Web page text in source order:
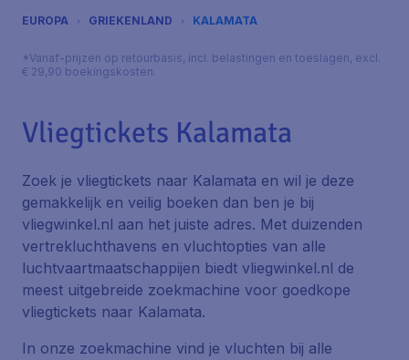
EUROPA GRIEKENLAND KALAMATA
*Vanaf-prijzen op retourbasis, incl. belastingen en toeslagen, excl.
€ 29,90 boekingskosten.
Vliegtickets Kalamata
Zoek je vliegtickets naar Kalamata en wil je deze
gemakkelijk en veilig boeken dan ben je bij
vliegwinkel.nl aan het juiste adres. Met duizenden
vertrekluchthavens en vluchtopties van alle
luchtvaartmaatschappijen biedt vliegwinkel.nl de
meest uitgebreide zoekmachine voor goedkope
vliegtickets naar Kalamata.
In onze zoekmachine vind je vluchten bij alle